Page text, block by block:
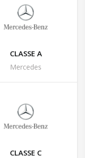
CLASSE A
Mercedes
CLASSE C